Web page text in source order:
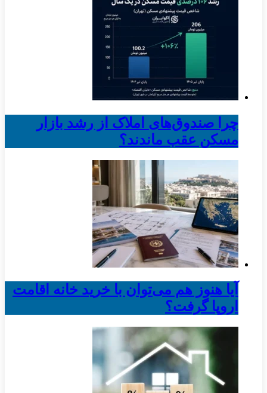
چرا صندوق‌های املاک از رشد بازار
مسکن عقب ماندند؟
آیا هنوز هم می‌توان با خرید خانه اقامت
اروپا گرفت؟